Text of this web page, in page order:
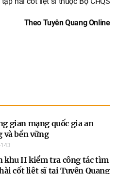
Theo Tuyên Quang Online
gian mạng quốc gia an
và bền vững
143
khu II kiểm tra công tác tìm
cốt liệt sĩ tại Tuyên Quang